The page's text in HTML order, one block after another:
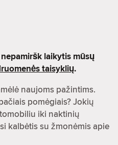
laikytis mūsų
taisyklių.
naujoms pažintims.
pomėgiais? Jokių
iki naktinių
kalbėtis su žmonėmis apie